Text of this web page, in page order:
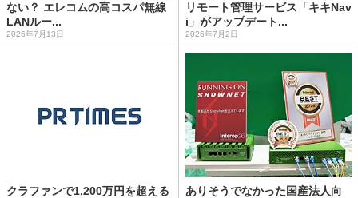
ない？ エレコムの高コスパ無線
LANルー...
2026年7月13日
リモート管理サービス「キキNav
i」がアップデート...
2026年7月2日
クラファンで1,200万円を超える
ありそうでなかった国産法人向